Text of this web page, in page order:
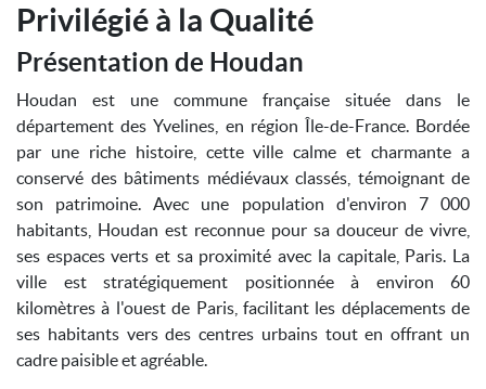
Privilégié à la Qualité
Présentation de Houdan
Houdan est une commune française située dans le
département des Yvelines, en région Île-de-France. Bordée
par une riche histoire, cette ville calme et charmante a
conservé des bâtiments médiévaux classés, témoignant de
son patrimoine. Avec une population d'environ 7 000
habitants, Houdan est reconnue pour sa douceur de vivre,
ses espaces verts et sa proximité avec la capitale, Paris. La
ville est stratégiquement positionnée à environ 60
kilomètres à l'ouest de Paris, facilitant les déplacements de
ses habitants vers des centres urbains tout en offrant un
cadre paisible et agréable.